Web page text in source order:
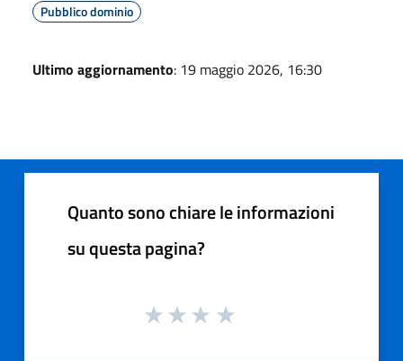
Pubblico dominio
Ultimo aggiornamento: 19 maggio 2026, 16:30
Quanto sono chiare le informazioni
su questa pagina?